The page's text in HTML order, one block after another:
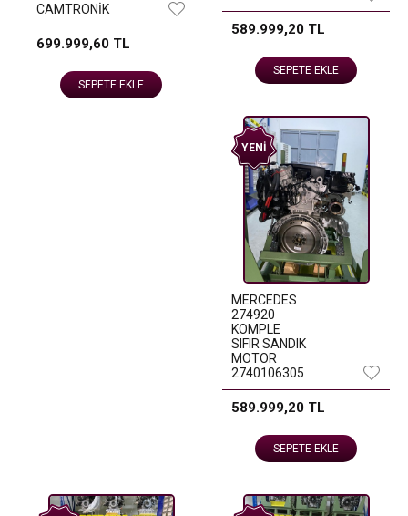
CAMTRONİK
699.999,60 TL
SEPETE EKLE
589.999,20 TL
SEPETE EKLE
YENI
MERCEDES
274920
KOMPLE
SIFIR SANDIK
MOTOR
2740106305
589.999,20 TL
SEPETE EKLE